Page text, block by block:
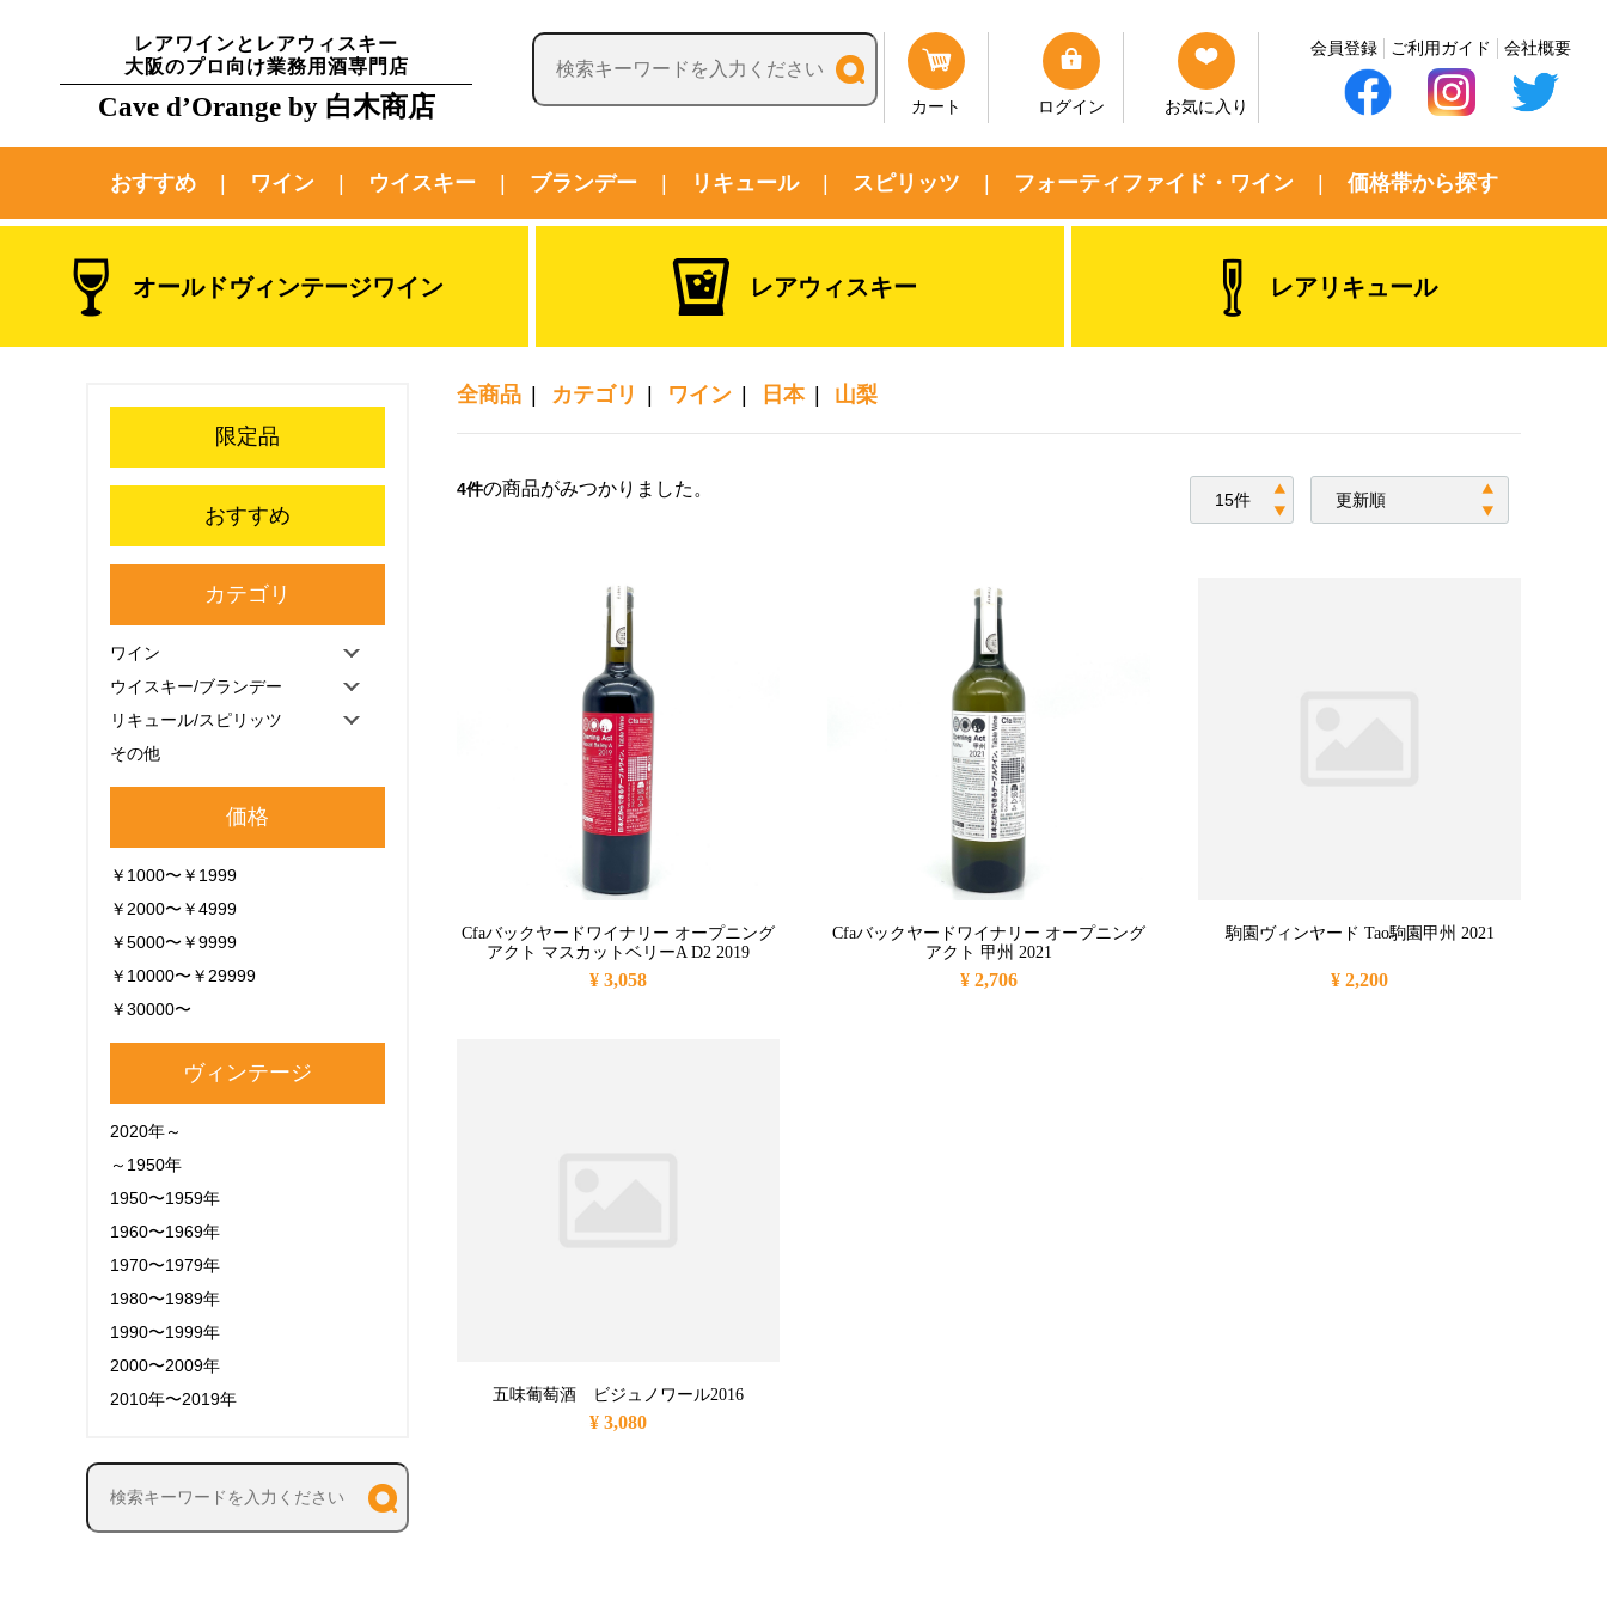
レアワインとレアウィスキー
大阪のプロ向け業務用酒専門店
Cave d’Orange by 白木商店 カート ログイン お気に入り
会員登録 ご利用ガイド 会社概要
おすすめ ワイン ウイスキー ブランデー リキュール スピリッツ フォーティファイド・ワイン 価格帯から探す
オールドヴィンテージワイン レアウィスキー レアリキュール
全商品 カテゴリ ワイン 日本 山梨
4件の商品がみつかりました。
Cfaバックヤードワイナリー オープニング
アクト マスカットベリーA D2 2019
¥ 3,058
Cfaバックヤードワイナリー オープニング
アクト 甲州 2021
¥ 2,706
駒園ヴィンヤード Tao駒園甲州 2021
¥ 2,200
五味葡萄酒 ビジュノワール2016
¥ 3,080
限定品
おすすめ
カテゴリ
ワイン
ウイスキー/ブランデー
リキュール/スピリッツ
その他
価格
￥1000〜￥1999
￥2000〜￥4999
￥5000〜￥9999
￥10000〜￥29999
￥30000〜
ヴィンテージ
2020年～
～1950年
1950〜1959年
1960〜1969年
1970〜1979年
1980〜1989年
1990〜1999年
2000〜2009年
2010年〜2019年